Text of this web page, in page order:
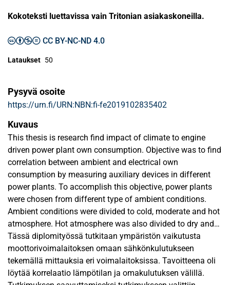
Kokoteksti luettavissa vain Tritonian asiakaskoneilla.
CC BY-NC-ND 4.0
Lataukset 50
Pysyvä osoite
https://urn.fi/URN:NBN:fi-fe2019102835402
Kuvaus
This thesis is research find impact of climate to engine
driven power plant own consumption. Objective was to find
correlation between ambient and electrical own
consumption by measuring auxiliary devices in different
power plants. To accomplish this objective, power plants
were chosen from different type of ambient conditions.
Ambient conditions were divided to cold, moderate and hot
atmosphere. Hot atmosphere was also divided to dry and
humid condition. First part of this thesis was to familiarize
different systems that power plant contains. These
systems were cooling, lubrication, ventilation, working air,
and starting air systems. From each system was chosen
Tässä diplomityössä tutkitaan ympäristön vaikutusta
moottorivoimalaitoksen omaan sähkönkulutukseen
tekemällä mittauksia eri voimalaitoksissa. Tavoitteena oli
löytää korrelaatio lämpötilan ja omakulutuksen välillä.